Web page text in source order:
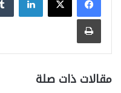
طباعة
مقالات ذات صلة